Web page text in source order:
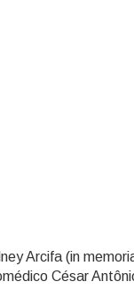
Arcifa (in
César